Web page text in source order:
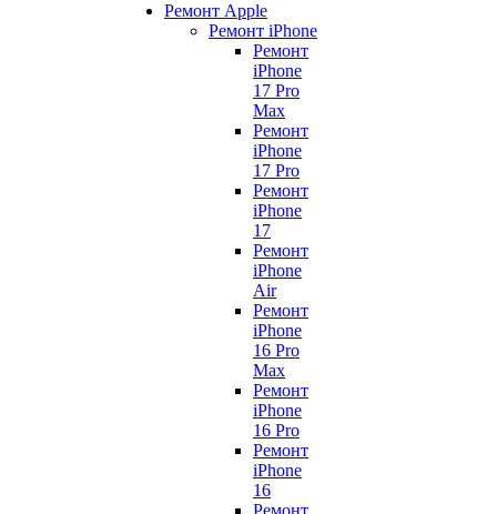
Ремонт Apple
Ремонт iPhone
Ремонт
iPhone
17 Pro
Max
Ремонт
iPhone
17 Pro
Ремонт
iPhone
17
Ремонт
iPhone
Air
Ремонт
iPhone
16 Pro
Max
Ремонт
iPhone
16 Pro
Ремонт
iPhone
16
Ремонт